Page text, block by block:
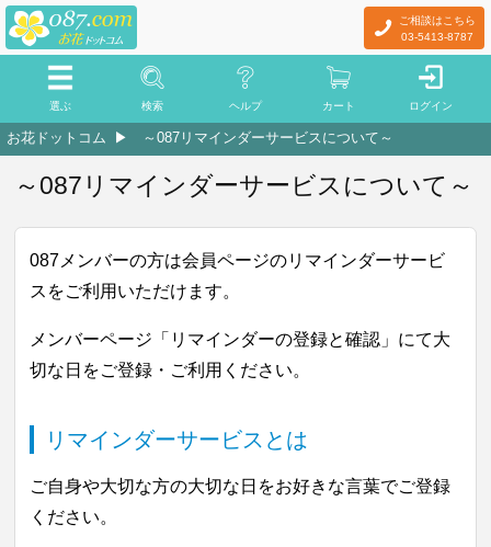
ご相談はこちら
03-5413-8787
選ぶ 検索 ヘルプ カート ログイン
お花ドットコム ～087リマインダーサービスについて～
～087リマインダーサービスについて～
087メンバーの方は会員ページのリマインダーサービ
スをご利用いただけます。
メンバーページ「リマインダーの登録と確認」にて大
切な日をご登録・ご利用ください。
リマインダーサービスとは
ご自身や大切な方の大切な日をお好きな言葉でご登録
ください。